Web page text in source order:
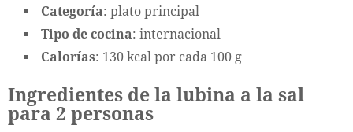
Categoría: plato principal
Tipo de cocina: internacional
Calorías: 130 kcal por cada 100 g
Ingredientes de la lubina a la sal
para 2 personas